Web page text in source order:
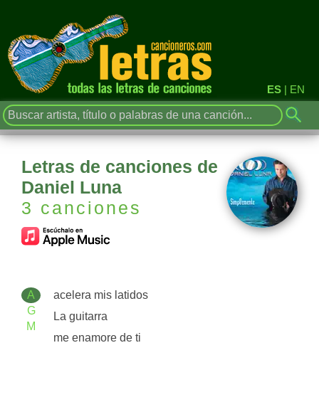
ES | EN
Letras de canciones de
Daniel Luna
3 canciones
A
G
M
acelera mis latidos
La guitarra
me enamore de ti